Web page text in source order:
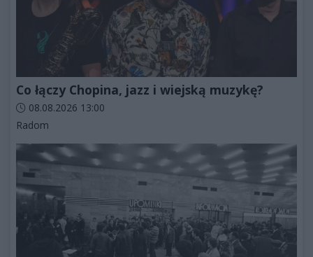
Co łączy Chopina, jazz i wiejską muzykę?
Data dodania artykułu:
08.08.2026 13:00
Kategorie artykułu:
Radom